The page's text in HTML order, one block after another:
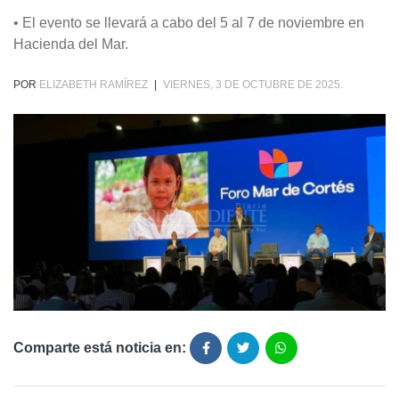
• El evento se llevará a cabo del 5 al 7 de noviembre en
Hacienda del Mar.
POR ELIZABETH RAMÍREZ VIERNES, 3 DE OCTUBRE DE 2025.
Comparte está noticia en: